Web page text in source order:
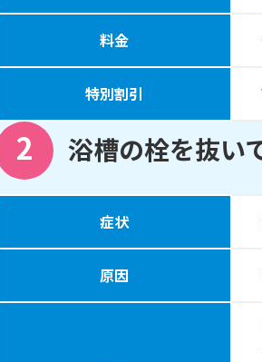
料金
特別割引
2 浴槽の栓を抜い
症状
原因